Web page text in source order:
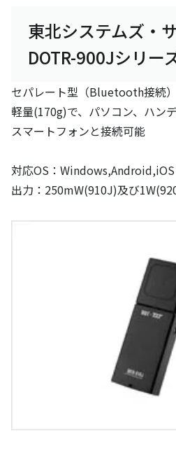
東北システムズ・
DOTR-900Jシリー
セパレート型（Bluetooth接続
軽量(170g)で、パソコン、ハン
スマートフォンと接続可能
対応OS：Windows,Android,iOS
出力：250mW(910J)及び